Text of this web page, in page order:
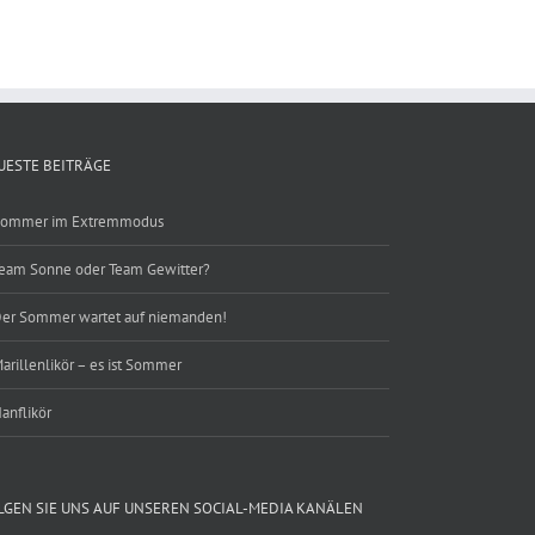
BEITRÄGE
im Extremmodus
Sonne oder Team Gewitter?
Sommer wartet auf niemanden!
– es ist Sommer
SIE UNS AUF UNSEREN SOCIAL-MEDIA KANÄLEN